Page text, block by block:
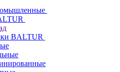
BALTUR